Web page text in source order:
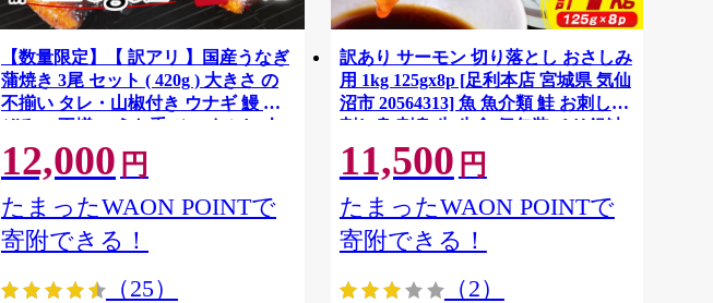
【数量限定】【 訳アリ 】国産うなぎ
蒲焼き 3尾 セット ( 420g ) 大きさ の
不揃い タレ・山椒付き ウナギ 鰻 ふ
ぞろい 不揃い うな重 ひつまぶし 人
気 茨城 八千代町 ふるさと納税 冷凍
[SF951ya]
12,000 円
たまったWAON POINTで
寄附できる！
（25）
訳あり サーモン 切り落とし おさしみ
用 1kg 125gx8p [足利本店 宮城県 気仙
沼市 20564313] 魚 魚介類 鮭 お刺し身
刺し身 刺身 生 生食 個包装 チリ銀鮭
銀鮭 海鮮 海鮮丼 魚介
11,500 円
たまったWAON POINTで
寄附できる！
（2）